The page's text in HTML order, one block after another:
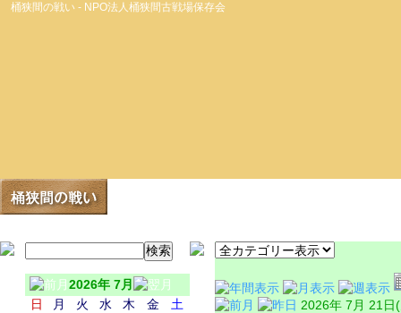
桶狭間の戦い - NPO法人桶狭間古戦場保存会
2026年 7月
日
月 火 水 木 金
土
2026年 7月 21日